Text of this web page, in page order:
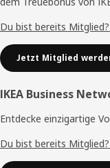
Du bist bereits
Jetzt Mitglied
IKEA Business
Entdecke einzigartige
Du bist bereits